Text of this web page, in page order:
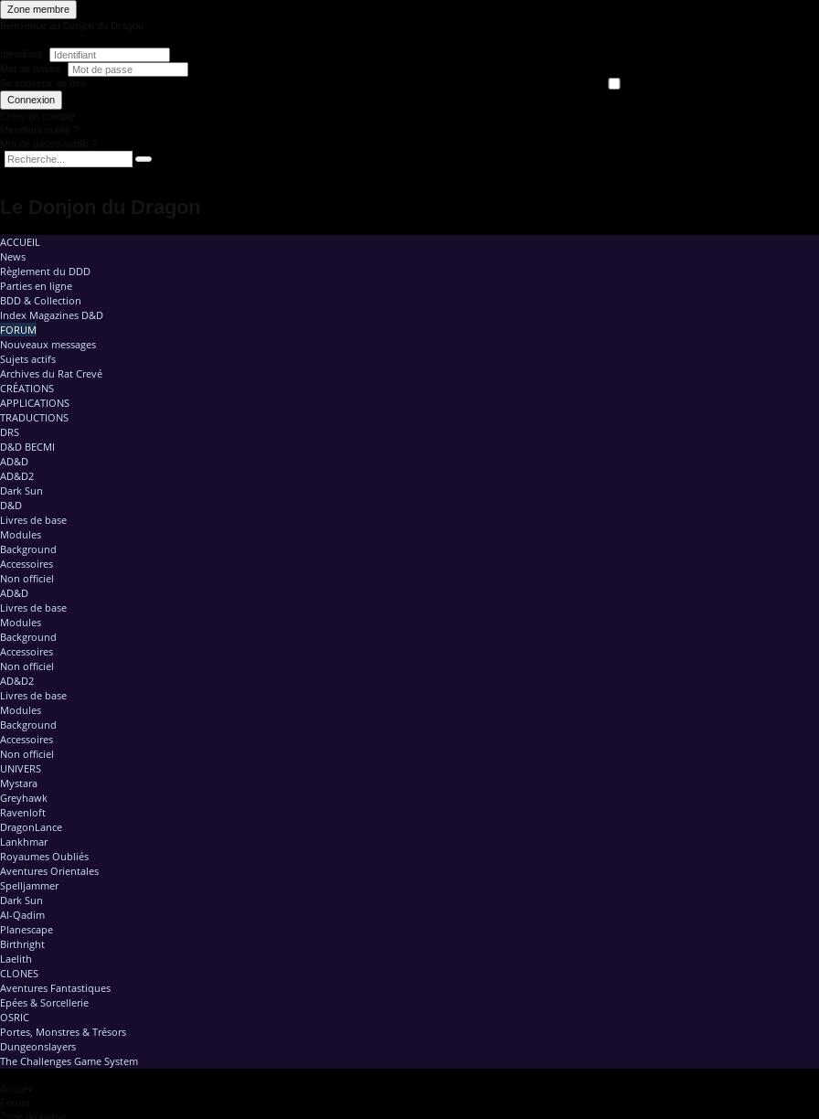
Zone membre
Connexion
ACCUEIL
News
Règlement du DDD
Parties en ligne
BDD & Collection
Index Magazines D&D
FORUM
Nouveaux messages
Sujets actifs
Archives du Rat Crevé
CRÉATIONS
APPLICATIONS
TRADUCTIONS
DRS
D&D BECMI
AD&D
AD&D2
Dark Sun
D&D
Livres de base
Modules
Background
Accessoires
Non officiel
AD&D
Livres de base
Modules
Background
Accessoires
Non officiel
AD&D2
Livres de base
Modules
Background
Accessoires
Non officiel
UNIVERS
Mystara
Greyhawk
Ravenloft
DragonLance
Lankhmar
Royaumes Oubliés
Aventures Orientales
Spelljammer
Dark Sun
Al-Qadim
Planescape
Birthright
Laelith
CLONES
Aventures Fantastiques
Epées & Sorcellerie
OSRIC
Portes, Monstres & Trésors
Dungeonslayers
The Challenges Game System